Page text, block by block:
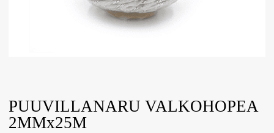
PUUVILLANARU VALKOHOPEA
2MMx25M